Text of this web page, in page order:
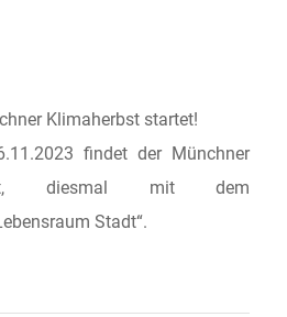
Klimaherbst startet!
findet der Münchner
diesmal mit dem
Stadt“.